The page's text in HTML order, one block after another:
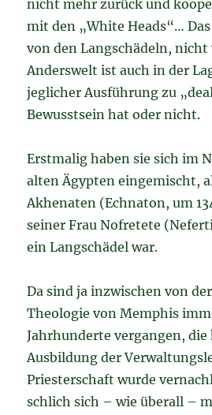
nicht mehr zurück und
mit den „White Heads“…
von den Langschädeln, nicht
Anderswelt ist auch in der
jeglicher Ausführung zu
Bewusstsein hat oder nicht.
Erstmalig haben sie sich im
alten Ägypten eingemischt,
Akhenaten (Echnaton, um
seiner Frau Nofretete
ein Langschädel war.
Da sind ja inzwischen von
Theologie von Memphis
Jahrhunderte vergangen, die
Ausbildung der
Priesterschaft wurde
schlich sich – wie überall –